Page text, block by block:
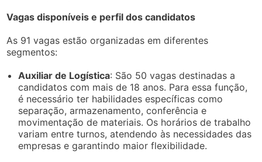
Vagas disponíveis e perfil dos candidatos
As 91 vagas estão organizadas em diferentes
segmentos:
Auxiliar de Logística: São 50 vagas destinadas a
candidatos com mais de 18 anos. Para essa função,
é necessário ter habilidades específicas como
separação, armazenamento, conferência e
movimentação de materiais. Os horários de trabalho
variam entre turnos, atendendo às necessidades das
empresas e garantindo maior flexibilidade.